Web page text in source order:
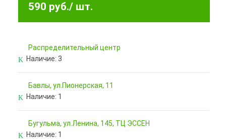
590 руб./ шт.
Pаспределительный центр
Наличие: 3
Бавлы, ул.Пионерская, 11
Наличие: 1
Бугульма, ул.Ленина, 145, ТЦ ЭССЕН
Наличие: 1